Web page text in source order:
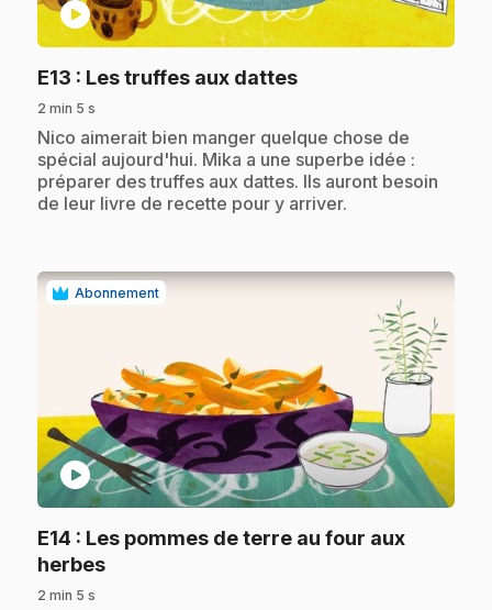
play_circle
E13 : Les truffes aux dattes.
2 min 5 s
.Nico aimerait bien manger quelque chose de
spécial aujourd'hui. Mika a une superbe idée :
préparer des truffes aux dattes. Ils auront besoin
de leur livre de recette pour y arriver.
Abonnement
play_circle
E14 : Les pommes de terre au four aux
herbes.
2 min 5 s